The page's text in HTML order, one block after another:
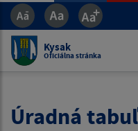
Kysak
Oficiálna stránka
Úradná